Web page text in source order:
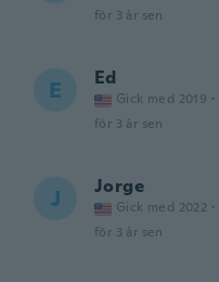
för 3 år sen
E Ed
Gick med 2019 ·
för 3 år sen
J Jorge
Gick med 2022 ·
för 3 år sen